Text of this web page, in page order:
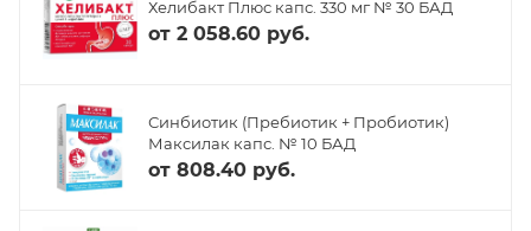
Хелибакт Плюс капс. 330 мг № 30 БАД
от 2 058.60 руб.
Синбиотик (Пребиотик + Пробиотик)
Максилак капс. № 10 БАД
от 808.40 руб.